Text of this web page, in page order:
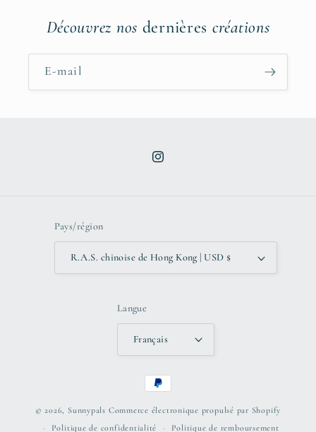
Découvrez nos dernières créations
E-mail
Instagram
Pays/région
R.A.S. chinoise de Hong Kong | USD $
Langue
Français
Moyens
paiement
© 2026, Sunnypals Commerce électronique propulsé par Shopify
Politique de confidentialité
Politique de remboursement